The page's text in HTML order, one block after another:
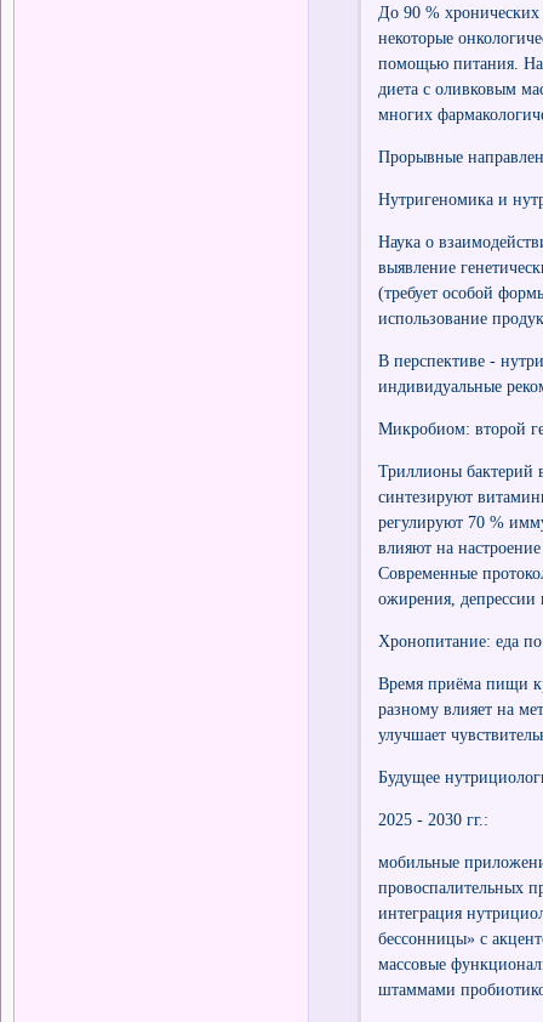
До 90 % хронических
некоторые
помощью питания.
диета с оливковым
многих
Прорывные
Нутригеномика и
Наука о
выявление
(требует особой
использование
В перспективе -
индивидуальные
Микробиом: второй
Триллионы бактерий
синтезируют
регулируют 70 %
влияют на
Современные
ожирения,
Хронопитание: еда
Время приёма пищи
разному влияет на
улучшает
Будущее
2025 - 2030 гг.:
мобильные
провоспалительных
интеграция
бессонницы» с
массовые
штаммами